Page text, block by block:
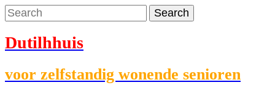
Dutilhhuis
voor zelfstandig wonende senioren